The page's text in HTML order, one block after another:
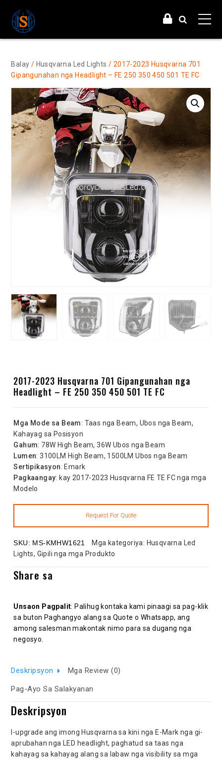
Balay / Husqvarna Led Lights / 2017-2023 Husqvarna 701
Gipangunahan nga Headlight – FE 250 350 450 501 TE FC
2017-2023 Husqvarna 701 Gipangunahan nga
Headlight – FE 250 350 450 501 TE FC
Mga Mode sa Beam: Taas nga Beam, Ubos nga Beam,
Kahayag sa Posisyon
Gahum: 78W High Beam, 36W Ubos nga Beam
Lumen: 3100LM High Beam, 1500LM Ubos nga Beam
Sertipikasyon: Emark
Pagkaangay: kay 2017-2023 Husqvarna FE TE FC nga mga
Modelo
SKU: MS-KMHW1621 Mga kategoriya: Husqvarna Led
Lights, Gipili nga mga Produkto
Share sa
Unsaon Pagpalit: Palihug kontaka kami pinaagi sa pag-klik
sa buton Paghangyo alang sa Quote o Whatsapp, ang
among salesman makontak nimo para sa dugang nga
negosyo.
Deskripsyon Mga Review (0)
Pag-Ayo Sa Salakyanan
Deskripsyon
I-upgrade ang imong Husqvarna sa kini nga E-Mark nga gi-
aprubahan nga LED headlight, paghatud sa taas nga
kahayag sa kahayag alang sa labaw nga visibility sa mga